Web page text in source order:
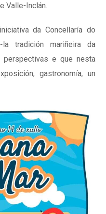
Valle-Inclán.
da Concellaría do
tradición mariñeira da
perspectivas e que nesta
gastronomía, un